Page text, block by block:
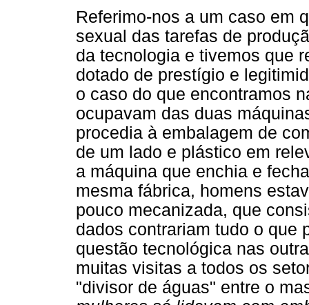
Referimo-nos a um caso em
sexual das tarefas de
da tecnologia e tivemos que
dotado de prestígio e
o caso do que encontramos
ocupavam das duas
procedia à embalagem de
de um lado e plástico em
a máquina que enchia e
mesma fábrica, homens
pouco mecanizada, que
dados contrariam tudo o que
questão tecnológica nas
muitas visitas a todos os
"divisor de águas" entre o